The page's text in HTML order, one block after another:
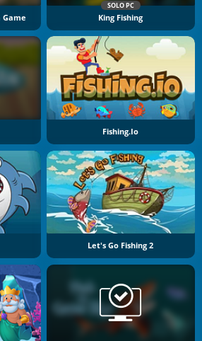
Game
SOLO PC
King Fishing
Fishing.io
Let's Go Fishing 2